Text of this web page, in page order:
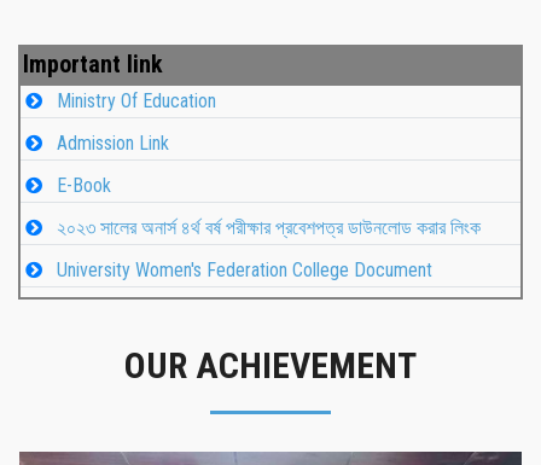
Important link
Ministry Of Education
Admission Link
E-Book
২০২৩ সালের অনার্স ৪র্থ বর্ষ পরীক্ষার প্রবেশপত্র ডাউনলোড করার লিংক
University Women's Federation College Document
OUR ACHIEVEMENT